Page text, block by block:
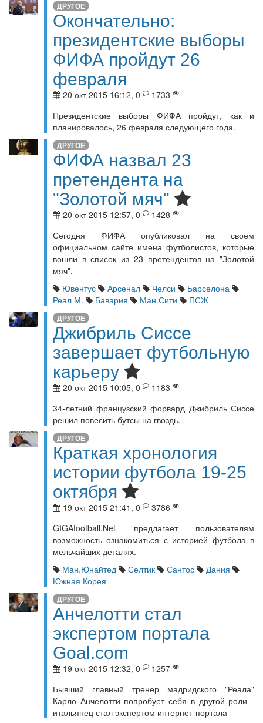
ДРУГОЕ
Окончательно:
президентские выборы
ФИФА пройдут 26
февраля
20 окт 2015 16:12, 0
1733
Президентские выборы ФИФА пройдут, как и
планировалось, 26 февраля следующего года.
ДРУГОЕ
ФИФА назвал 23
претендента на
"Золотой мяч"
20 окт 2015 12:57, 0
1428
Сегодня ФИФА опубликовал на своем
официальном сайте имена футболистов, которые
вошли в список из 23 претендентов на "Золотой
мяч".
Ювентус
Арсенал Челси
Барселона
Реал М.
Бавария Ман.Сити ПСЖ
ДРУГОЕ
Джибриль Сиссе
завершает футбольную
карьеру
20 окт 2015 10:05, 0
1183
34-летний французский форвард Джибриль Сиссе
решил повесить бутсы на гвоздь.
ДРУГОЕ
Краткая хронология
истории футбола 19-25
октября
19 окт 2015 21:41, 0
3786
GIGAfootball.Net предлагает пользователям
возможность ознакомиться с историей футбола в
мельчайших деталях.
Ман.Юнайтед
Селтик Сантос
Дания
Южная Корея
ДРУГОЕ
Анчелотти стал
экспертом портала
Goal.com
19 окт 2015 12:32, 0
1257
Бывший главный тренер мадридского "Реала"
Карло Анчелотти попробует себя в другой роли -
итальянец стал экспертом интернет-портала